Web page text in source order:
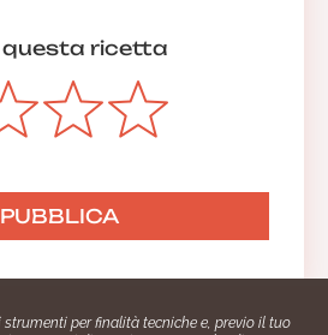
questa ricetta
per finalità tecniche e, previo il tuo